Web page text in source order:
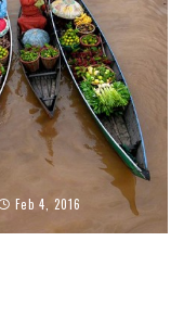
Feb 4, 2016